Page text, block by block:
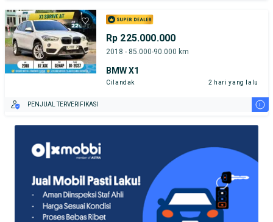
Rp 225.000.000
2018 - 85.000-90.000 km
BMW X1
Cilandak 2 hari yang lalu
PENJUAL TERVERIFIKASI i